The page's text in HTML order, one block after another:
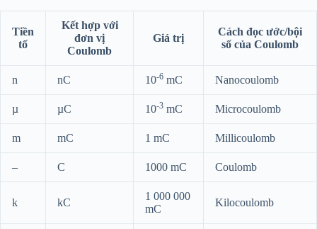
Tiền
tố
Kết hợp với
đơn vị
Coulomb
Giá trị
Cách đọc ước/bội
số của Coulomb
n nC 10-6 mC Nanocoulomb
µ µC 10-3 mC Microcoulomb
m mC 1 mC Millicoulomb
– C 1000 mC Coulomb
k kC
1 000 000
mC
Kilocoulomb